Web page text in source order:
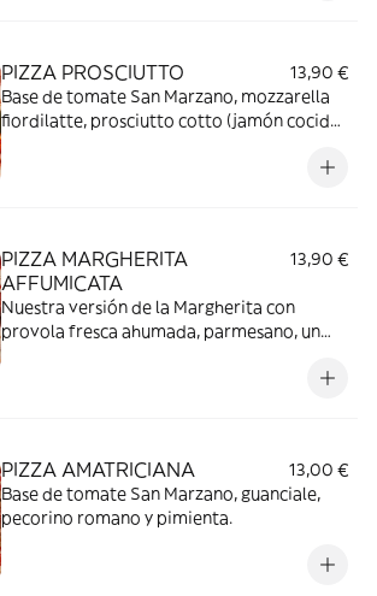
PIZZA PROSCIUTTO
13,90 €
Base de tomate San Marzano, mozzarella
fiordilatte, prosciutto cotto (jamón cocido)
PIZZA MARGHERITA
AFFUMICATA
13,90 €
Nuestra versión de la Margherita con
provola fresca ahumada, parmesano, un
PIZZA AMATRICIANA
13,00 €
Base de tomate San Marzano, guanciale,
pecorino romano y pimienta.